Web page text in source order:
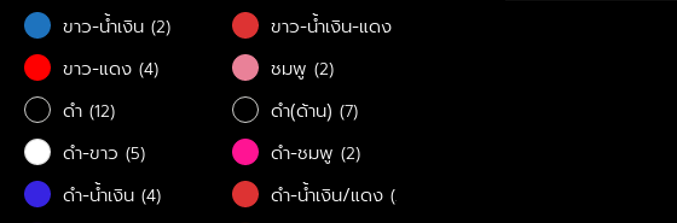
ขาว-น้ำเงิน (2) ขาว-น้ำเงิน-แดง
ขาว-แดง (4) ชมพู (2)
ดำ (12) ดำ(ด้าน) (7)
ดำ-ขาว (5) ดำ-ชมพู (2)
ดำ-น้ำเงิน (4) ดำ-น้ำเงิน/แดง (2)